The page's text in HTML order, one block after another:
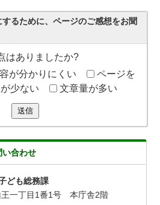
るために、ページのご感想をお聞
はありましたか?
が分かりにくい
ページを
少ない 文章量が多い
送信
い合わせ
ども総務課
一丁目1番1号 本庁舎2階